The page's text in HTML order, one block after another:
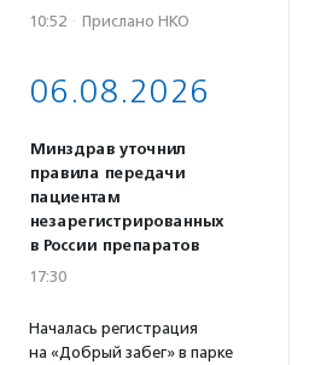
10:52 · Прислано НКО
06.08.2026
Минздрав уточнил
правила передачи
пациентам
незарегистрированных
в России препаратов
17:30
Началась регистрация
на «Добрый забег» в парке